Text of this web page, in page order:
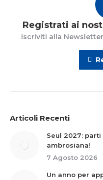
Registrati ai
Iscriviti alla
Articoli Recenti
Seul 2027: parti
ambrosiana!
7 Agosto 2026
Un anno per